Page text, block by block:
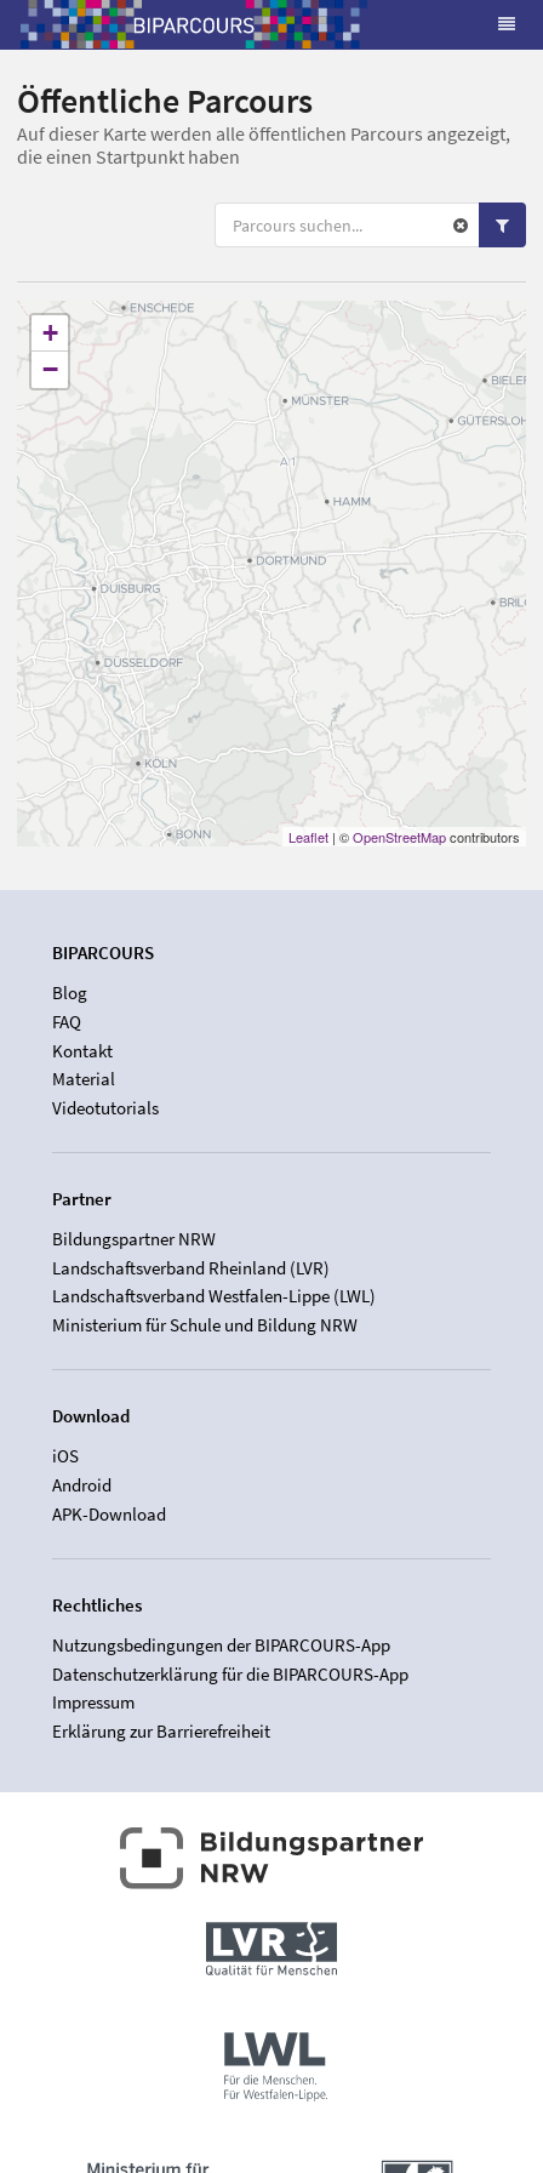
Öffentliche Parcours
Auf dieser Karte werden alle öffentlichen Parcours angezeigt,
die einen Startpunkt haben
+
−
Leaflet | ©OpenStreetMapcontributors
BIPARCOURS
Blog
FAQ
Kontakt
Material
Videotutorials
Partner
Bildungspartner NRW
Landschaftsverband Rheinland (LVR)
Landschaftsverband Westfalen-Lippe (LWL)
Ministerium für Schule und Bildung NRW
Download
iOS
Android
APK-Download
Rechtliches
Nutzungsbedingungen der BIPARCOURS-App
Datenschutzerklärung für die BIPARCOURS-App
Impressum
Erklärung zur Barrierefreiheit